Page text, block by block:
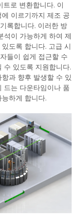
로 변환합니다. 이
이르기까지 제조 공
록합니다. 이러한 방
석이 가능하게 하여 제
도록 합니다. 고급 시
들이 쉽게 접근할 수
수 있도록 지원합니다.
과 향후 발생할 수 있
드는 다운타임이나 품
하게 합니다.